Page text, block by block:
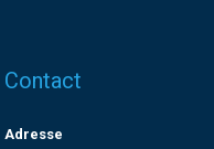
Contact
Adresse